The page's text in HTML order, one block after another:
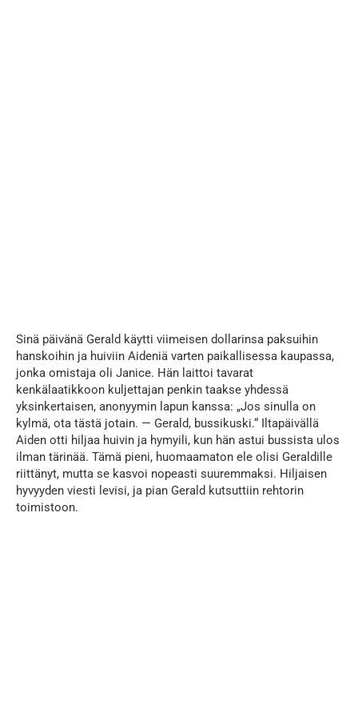
Sinä päivänä Gerald käytti viimeisen dollarinsa paksuihin
hanskoihin ja huiviin Aideniä varten paikallisessa kaupassa,
jonka omistaja oli Janice. Hän laittoi tavarat
kenkälaatikkoon kuljettajan penkin taakse yhdessä
yksinkertaisen, anonyymin lapun kanssa: „Jos sinulla on
kylmä, ota tästä jotain. — Gerald, bussikuski.“ Iltapäivällä
Aiden otti hiljaa huivin ja hymyili, kun hän astui bussista ulos
ilman tärinää. Tämä pieni, huomaamaton ele olisi Geraldille
riittänyt, mutta se kasvoi nopeasti suuremmaksi. Hiljaisen
hyvyyden viesti levisi, ja pian Gerald kutsuttiin rehtorin
toimistoon.